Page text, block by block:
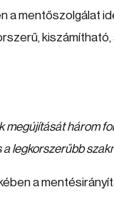
a mentőszolgálat
megújítását három
legkorszerűbb
a